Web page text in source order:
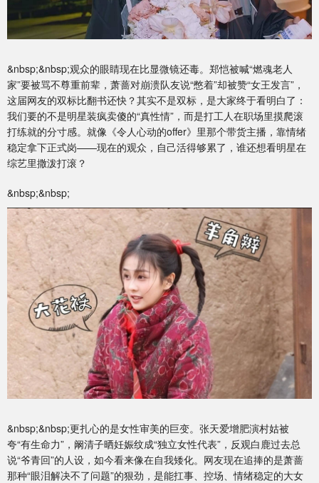
&nbsp;&nbsp;观众的眼睛现在比显微镜还毒。郑恺被喊“燃魂老人
家”要被骂不尊重前辈，萧蔷对崩溃队友说“憋着”却被赞“女王发言”，
这届网友的双标比翻书还快？其实不是双标，是大家终于看明白了：
我们要的不是明星装疯卖傻的“真性情”，而是打工人在职场里摸爬滚
打练就的分寸感。就像《令人心动的offer》里那个带货主播，靠情绪
稳定拿下正式岗——现在的观众，自己活得够累了，谁还想看明星在
综艺里撒泼打滚？
&nbsp;&nbsp;
&nbsp;&nbsp;更扎心的是女性审美的巨变。张天爱增肥演村姑被
夸“有生命力”，阚清子晒妊娠纹成“独立女性代表”，反观白鹿过去总
说“爷青回”的人设，如今看来像在自我矮化。网友现在追捧的是萧蔷
那种“眼泪解决不了问题”的狠劲，是能扛事、控场、情绪稳定的大女